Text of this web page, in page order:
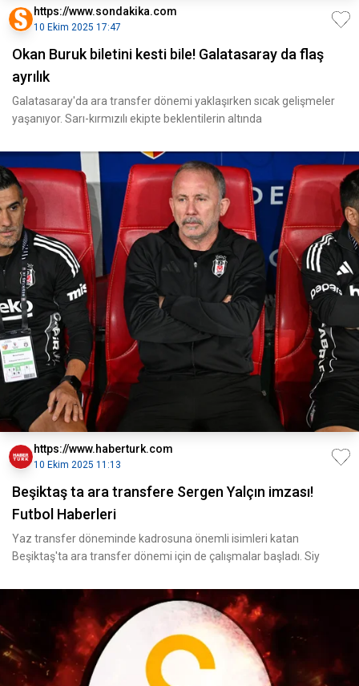
https://www.sondakika.com
10 Ekim 2025 17:47
Okan Buruk biletini kesti bile! Galatasaray da flaş
ayrılık
Galatasaray'da ara transfer dönemi yaklaşırken sıcak gelişmeler
yaşanıyor. Sarı-kırmızılı ekipte beklentilerin altında
https://www.haberturk.com
10 Ekim 2025 11:13
Beşiktaş ta ara transfere Sergen Yalçın imzası!
Futbol Haberleri
Yaz transfer döneminde kadrosuna önemli isimleri katan
Beşiktaş'ta ara transfer dönemi için de çalışmalar başladı. Siy